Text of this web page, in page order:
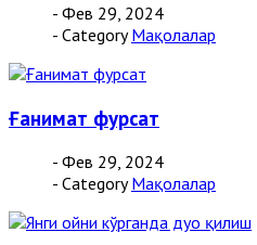
- Фев 29, 2024
- Category Мақолалар
Ғанимат фурсат
- Фев 29, 2024
- Category Мақолалар